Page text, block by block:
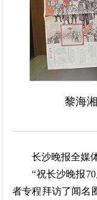
黎海
长沙晚报全媒体
“祝长沙晚报70
者专程拜访了闻名